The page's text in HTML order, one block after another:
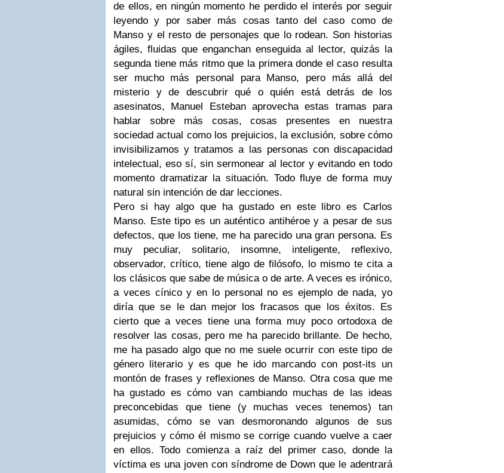
de ellos, en ningún momento he perdido el interés por seguir
leyendo y por saber más cosas tanto del caso como de
Manso y el resto de personajes que lo rodean. Son historias
ágiles, fluidas que enganchan enseguida al lector, quizás la
segunda tiene más ritmo que la primera donde el caso resulta
ser mucho más personal para Manso, pero más allá del
misterio y de descubrir qué o quién está detrás de los
asesinatos, Manuel Esteban aprovecha estas tramas para
hablar sobre más cosas, cosas presentes en nuestra
sociedad actual como los prejuicios, la exclusión, sobre cómo
invisibilizamos y tratamos a las personas con discapacidad
intelectual, eso sí, sin sermonear al lector y evitando en todo
momento dramatizar la situación. Todo fluye de forma muy
natural sin intención de dar lecciones.
Pero si hay algo que ha gustado en este libro es Carlos
Manso. Este tipo es un auténtico antihéroe y a pesar de sus
defectos, que los tiene, me ha parecido una gran persona. Es
muy peculiar, solitario, insomne, inteligente, reflexivo,
observador, crítico, tiene algo de filósofo, lo mismo te cita a
los clásicos que sabe de música o de arte. A veces es irónico,
a veces cínico y en lo personal no es ejemplo de nada, yo
diría que se le dan mejor los fracasos que los éxitos. Es
cierto que a veces tiene una forma muy poco ortodoxa de
resolver las cosas, pero me ha parecido brillante. De hecho,
me ha pasado algo que no me suele ocurrir con este tipo de
género literario y es que he ido marcando con post-its un
montón de frases y reflexiones de Manso. Otra cosa que me
ha gustado es cómo van cambiando muchas de las ideas
preconcebidas que tiene (y muchas veces tenemos) tan
asumidas, cómo se van desmoronando algunos de sus
prejuicios y cómo él mismo se corrige cuando vuelve a caer
en ellos. Todo comienza a raíz del primer caso, donde la
víctima es una joven con síndrome de Down que le adentrará